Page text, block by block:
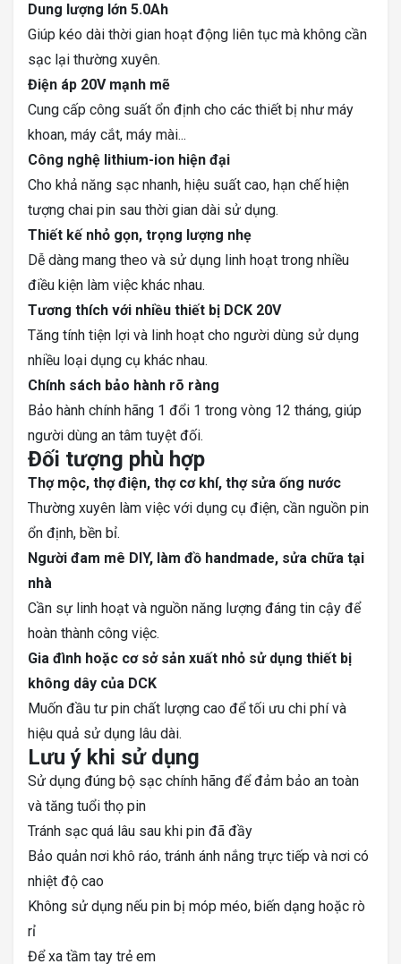
Dung lượng lớn 5.0Ah
Giúp kéo dài thời gian hoạt động liên tục mà không cần
sạc lại thường xuyên.
Điện áp 20V mạnh mẽ
Cung cấp công suất ổn định cho các thiết bị như máy
khoan, máy cắt, máy mài...
Công nghệ lithium-ion hiện đại
Cho khả năng sạc nhanh, hiệu suất cao, hạn chế hiện
tượng chai pin sau thời gian dài sử dụng.
Thiết kế nhỏ gọn, trọng lượng nhẹ
Dễ dàng mang theo và sử dụng linh hoạt trong nhiều
điều kiện làm việc khác nhau.
Tương thích với nhiều thiết bị DCK 20V
Tăng tính tiện lợi và linh hoạt cho người dùng sử dụng
nhiều loại dụng cụ khác nhau.
Chính sách bảo hành rõ ràng
Bảo hành chính hãng 1 đổi 1 trong vòng 12 tháng, giúp
người dùng an tâm tuyệt đối.
Đối tượng phù hợp
Thợ mộc, thợ điện, thợ cơ khí, thợ sửa ống nước
Thường xuyên làm việc với dụng cụ điện, cần nguồn pin
ổn định, bền bỉ.
Người đam mê DIY, làm đồ handmade, sửa chữa tại
nhà
Cần sự linh hoạt và nguồn năng lượng đáng tin cậy để
hoàn thành công việc.
Gia đình hoặc cơ sở sản xuất nhỏ sử dụng thiết bị
không dây của DCK
Muốn đầu tư pin chất lượng cao để tối ưu chi phí và
hiệu quả sử dụng lâu dài.
Lưu ý khi sử dụng
Sử dụng đúng bộ sạc chính hãng để đảm bảo an toàn
và tăng tuổi thọ pin
Tránh sạc quá lâu sau khi pin đã đầy
Bảo quản nơi khô ráo, tránh ánh nắng trực tiếp và nơi có
nhiệt độ cao
Không sử dụng nếu pin bị móp méo, biến dạng hoặc rò
rỉ
Để xa tầm tay trẻ em